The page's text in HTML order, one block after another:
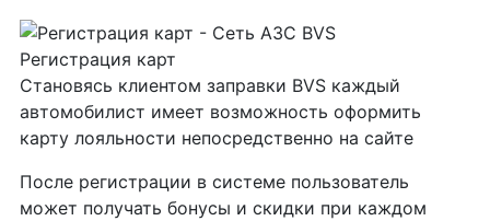
Регистрация карт
Становясь клиентом заправки BVS каждый
автомобилист имеет возможность оформить
карту лояльности непосредственно на сайте
После регистрации в системе пользователь
может получать бонусы и скидки при каждом